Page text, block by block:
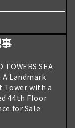
TOWERS SEA
A Landmark
Tower with a
44th Floor
for Sale